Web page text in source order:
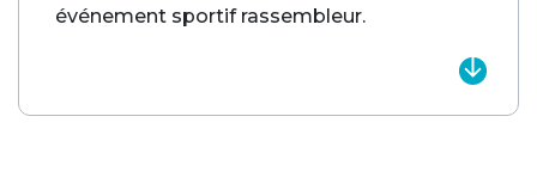
événement sportif rassembleur.